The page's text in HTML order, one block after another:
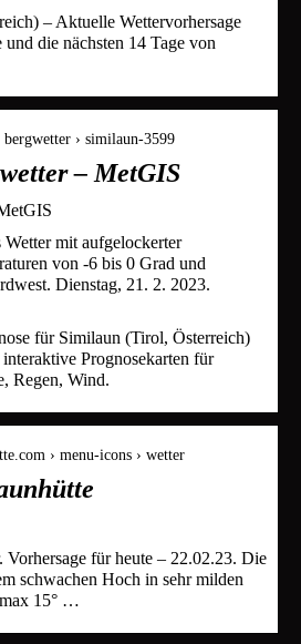
– Aktuelle Wettervorhersage
und die nächsten 14 Tage von
› similaun-3599
– MetGIS
mit aufgelockerter
von -6 bis 0 Grad und
Dienstag, 21. 2. 2023.
für Similaun (Tirol, Österreich)
Prognosekarten für
Regen, Wind.
› menu-icons › wetter
Vorhersage für heute – 22.02.23. Die
schwachen Hoch in sehr milden
15° …